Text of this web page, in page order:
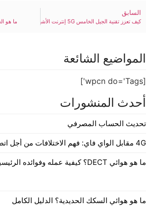
ما هو
السابق
كيف تعزز تقنية الجيل الخامس 5G إنترنت الأشياء؟
المواضيع الشائعة
[wpcn do='Tags']
أحدث المنشورات
تحديث الحساب المصرفي
4G مقابل الواي فاي: فهم الاختلافات من أجل اتصال أفضل
ما هو هوائي DECT؟ كيفية عمله وفوائده الرئيسية
ما هو هوائي السكك الحديدية؟ الدليل الكامل